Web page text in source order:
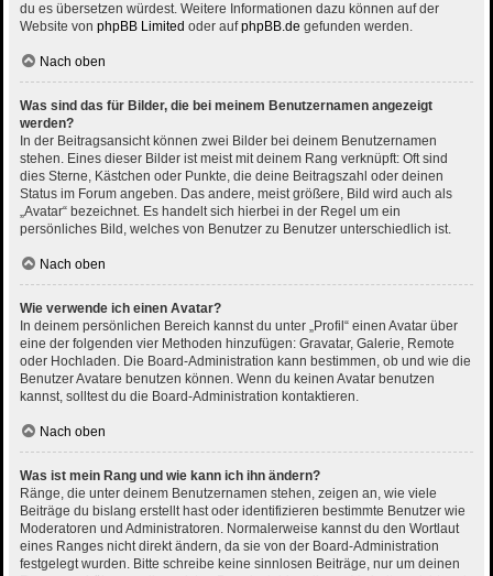
du es übersetzen würdest. Weitere Informationen dazu können auf der
Website von phpBB Limited oder aufphpBB.de gefunden werden.
Nach oben
Was sind das für Bilder, die bei meinem Benutzernamen angezeigt
werden?
In der Beitragsansicht können zwei Bilder bei deinem Benutzernamen
stehen. Eines dieser Bilder ist meist mit deinem Rang verknüpft: Oft sind
dies Sterne, Kästchen oder Punkte, die deine Beitragszahl oder deinen
Status im Forum angeben. Das andere, meist größere, Bild wird auch als
„Avatar“ bezeichnet. Es handelt sich hierbei in der Regel um ein
persönliches Bild, welches von Benutzer zu Benutzer unterschiedlich ist.
Nach oben
Wie verwende ich einen Avatar?
In deinem persönlichen Bereich kannst du unter „Profil“ einen Avatar über
eine der folgenden vier Methoden hinzufügen: Gravatar, Galerie, Remote
oder Hochladen. Die Board-Administration kann bestimmen, ob und wie die
Benutzer Avatare benutzen können. Wenn du keinen Avatar benutzen
kannst, solltest du die Board-Administration kontaktieren.
Nach oben
Was ist mein Rang und wie kann ich ihn ändern?
Ränge, die unter deinem Benutzernamen stehen, zeigen an, wie viele
Beiträge du bislang erstellt hast oder identifizieren bestimmte Benutzer wie
Moderatoren und Administratoren. Normalerweise kannst du den Wortlaut
eines Ranges nicht direkt ändern, da sie von der Board-Administration
festgelegt wurden. Bitte schreibe keine sinnlosen Beiträge, nur um deinen